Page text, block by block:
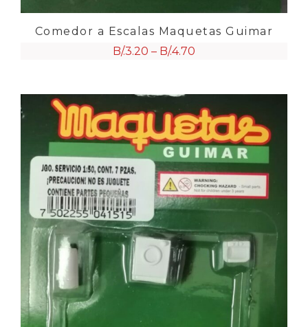
Comedor a Escalas Maquetas Guimar
B/.3.20 – B/.4.70